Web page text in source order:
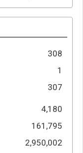
308
1
307
4,180
161,795
2,950,002